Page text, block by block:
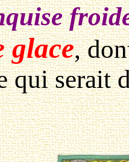
glace,
qui serait